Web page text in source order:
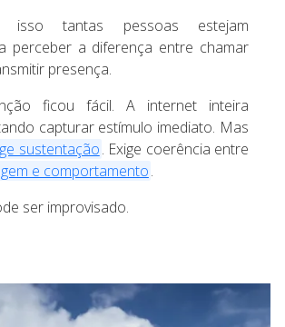
isso tantas pessoas estejam
perceber a diferença entre chamar
presença.
ficou fácil. A internet inteira
capturar estímulo imediato. Mas
sustentação. Exige coerência entre
e comportamento.
ser improvisado.